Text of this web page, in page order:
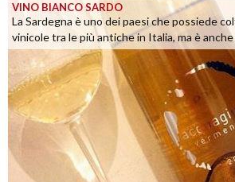
VINO BIANCO SARDO
La Sardegna è uno dei paesi che possiede
vinicole tra le più antiche in Italia, ma è anche